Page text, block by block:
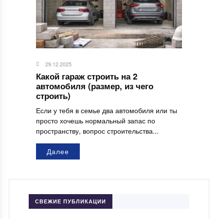
29.12.2025
Какой гараж строить на 2
автомобиля (размер, из чего
строить)
Если у тебя в семье два автомобиля или ты
просто хочешь нормальный запас по
пространству, вопрос строительства...
Далее
СВЕЖИЕ ПУБЛИКАЦИИ